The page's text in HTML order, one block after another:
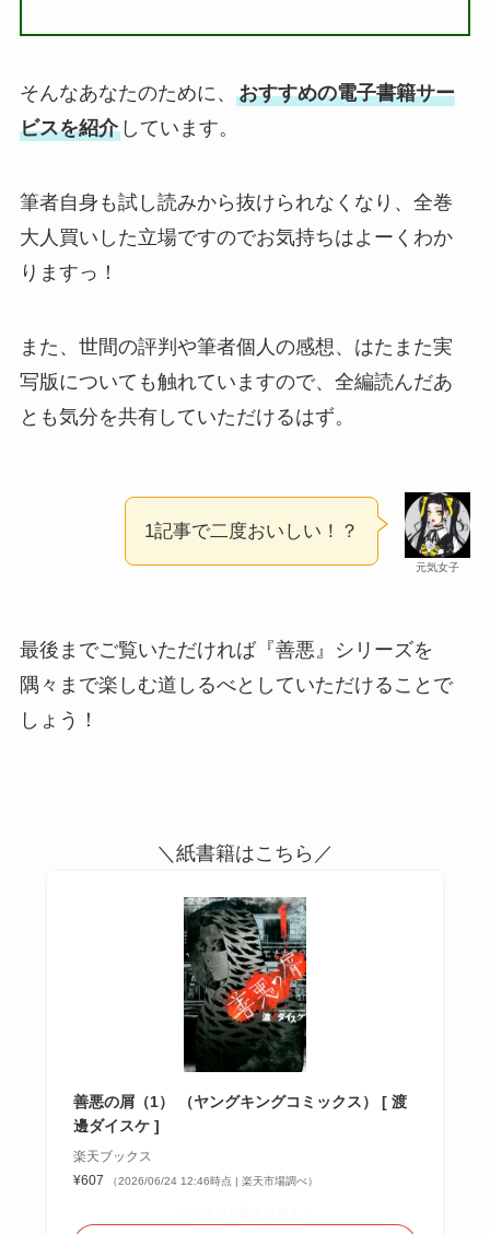
そんなあなたのために、 おすすめの電子書籍サー
ビスを紹介しています。
筆者自身も試し読みから抜けられなくなり、全巻
大人買いした立場ですのでお気持ちはよーくわか
りますっ！
また、世間の評判や筆者個人の感想、はたまた実
写版についても触れていますので、全編読んだあ
とも気分を共有していただけるはず。
元気女子
1記事で二度おいしい！？
最後までご覧いただければ『善悪』シリーズを
隅々まで楽しむ道しるべとしていただけることで
しょう！
＼紙書籍はこちら／
善悪の屑（1） （ヤングキングコミックス） [ 渡
邊ダイスケ ]
楽天ブックス
¥607
（2026/06/24 12:46時点 | 楽天市場調べ）